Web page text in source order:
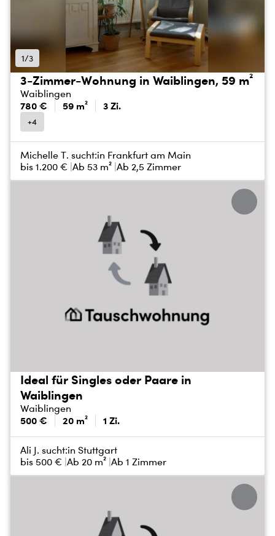
1/3
3-Zimmer-Wohnung in Waiblingen, 59 m²
Waiblingen
780 € 59 m² 3 Zi.
+4
Michelle T. sucht:in Frankfurt am Main
bis 1.200 € Ab 53 m² Ab 2,5 Zimmer
Ideal für Singles oder Paare in
Waiblingen
Waiblingen
500 € 20 m² 1 Zi.
Ali J. sucht:in Stuttgart
bis 500 € Ab 20 m² Ab 1 Zimmer